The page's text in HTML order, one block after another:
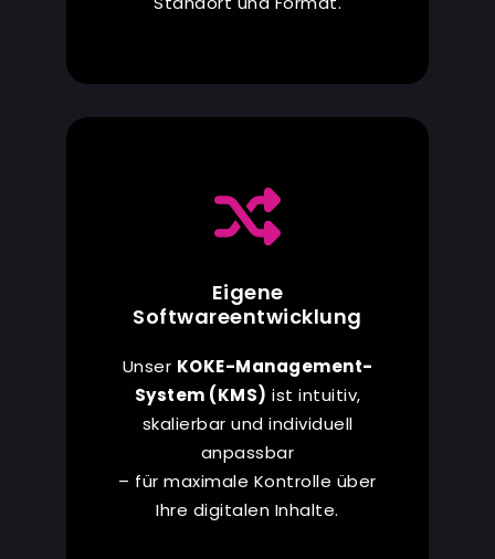
Eigene
Softwareentwicklung
Unser KOKE-Management-
System (KMS) ist intuitiv,
skalierbar und individuell
anpassbar
– für maximale Kontrolle über
Ihre digitalen Inhalte.